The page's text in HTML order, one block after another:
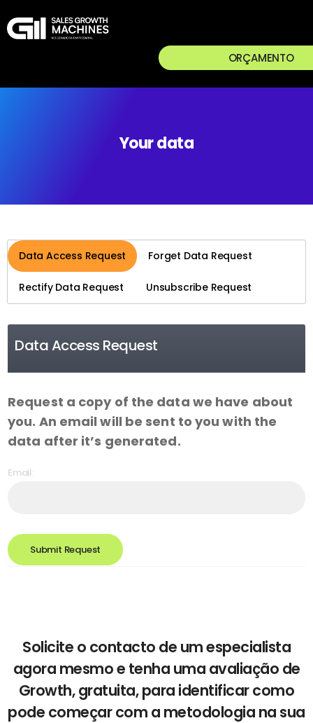
ORÇAMENTO
Your data
Data Access Request Forget Data Request
Rectify Data Request Unsubscribe Request
Data Access Request
Request a copy of the data we have about
you. An email will be sent to you with the
data after it’s generated.
Email:
Submit Request
Solicite o contacto de um especialista
agora mesmo e tenha uma avaliação de
Growth, gratuita, para identificar como
pode começar com a metodologia na sua